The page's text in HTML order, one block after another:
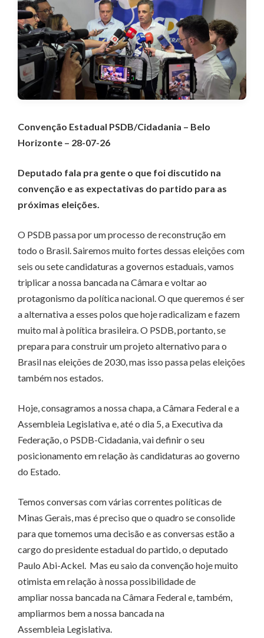
Convenção Estadual PSDB/Cidadania – Belo
Horizonte – 28-07-26
Deputado fala pra gente o que foi discutido na
convenção e as expectativas do partido para as
próximas eleições.
O PSDB passa por um processo de reconstrução em
todo o Brasil. Sairemos muito fortes dessas eleições com
seis ou sete candidaturas a governos estaduais, vamos
triplicar a nossa bancada na Câmara e voltar ao
protagonismo da política nacional. O que queremos é ser
a alternativa a esses polos que hoje radicalizam e fazem
muito mal à política brasileira. O PSDB, portanto, se
prepara para construir um projeto alternativo para o
Brasil nas eleições de 2030, mas isso passa pelas eleições
também nos estados.
Hoje, consagramos a nossa chapa, a Câmara Federal e a
Assembleia Legislativa e, até o dia 5, a Executiva da
Federação, o PSDB-Cidadania, vai definir o seu
posicionamento em relação às candidaturas ao governo
do Estado.
Temos conversas com várias correntes políticas de
Minas Gerais, mas é preciso que o quadro se consolide
para que tomemos uma decisão e as conversas estão a
cargo do presidente estadual do partido, o deputado
Paulo Abi-Ackel. Mas eu saio da convenção hoje muito
otimista em relação à nossa possibilidade de
ampliar nossa bancada na Câmara Federal e, também,
ampliarmos bem a nossa bancada na
Assembleia Legislativa.